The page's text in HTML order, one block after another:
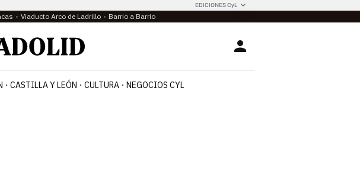
EDICIONES CyL
Viaducto Arco de Ladrillo Barrio a Barrio
Login
CASTILLA Y LEÓN CULTURA NEGOCIOS CYL